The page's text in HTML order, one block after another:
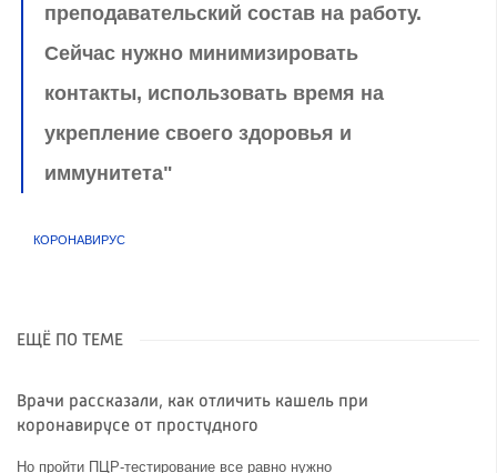
преподавательский состав на работу.
Сейчас нужно минимизировать
контакты, использовать время на
укрепление своего здоровья и
иммунитета"
КОРОНАВИРУС
ЕЩЁ ПО ТЕМЕ
Врачи рассказали, как отличить кашель при
коронавирусе от простудного
Но пройти ПЦР-тестирование все равно нужно